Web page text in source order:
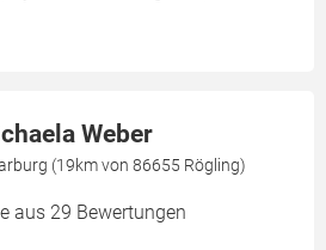
Weber
(19km von 86655 Rögling)
aus 29 Bewertungen